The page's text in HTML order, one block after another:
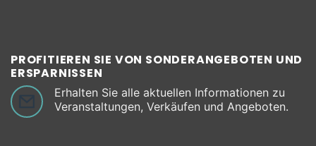
PROFITIEREN SIE VON SONDERANGEBOTEN UND
ERSPARNISSEN
Erhalten Sie alle aktuellen Informationen zu
Veranstaltungen, Verkäufen und Angeboten.